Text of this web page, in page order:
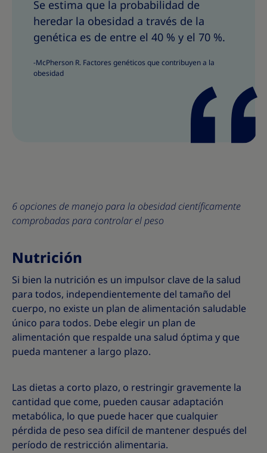
Se estima que la probabilidad de
heredar la obesidad a través de la
genética es de entre el 40 % y el 70 %.
-McPherson R. Factores genéticos que contribuyen a la
obesidad
r
t
i
r
t
i
6 opciones de manejo para la obesidad científicamente
comprobadas para controlar el peso
Nutrición
Si bien la nutrición es un impulsor clave de la salud
para todos, independientemente del tamaño del
cuerpo, no existe un plan de alimentación saludable
único para todos. Debe elegir un plan de
alimentación que respalde una salud óptima y que
pueda mantener a largo plazo.
Las dietas a corto plazo, o restringir gravemente la
cantidad que come, pueden causar adaptación
metabólica, lo que puede hacer que cualquier
pérdida de peso sea difícil de mantener después del
período de restricción alimentaria.